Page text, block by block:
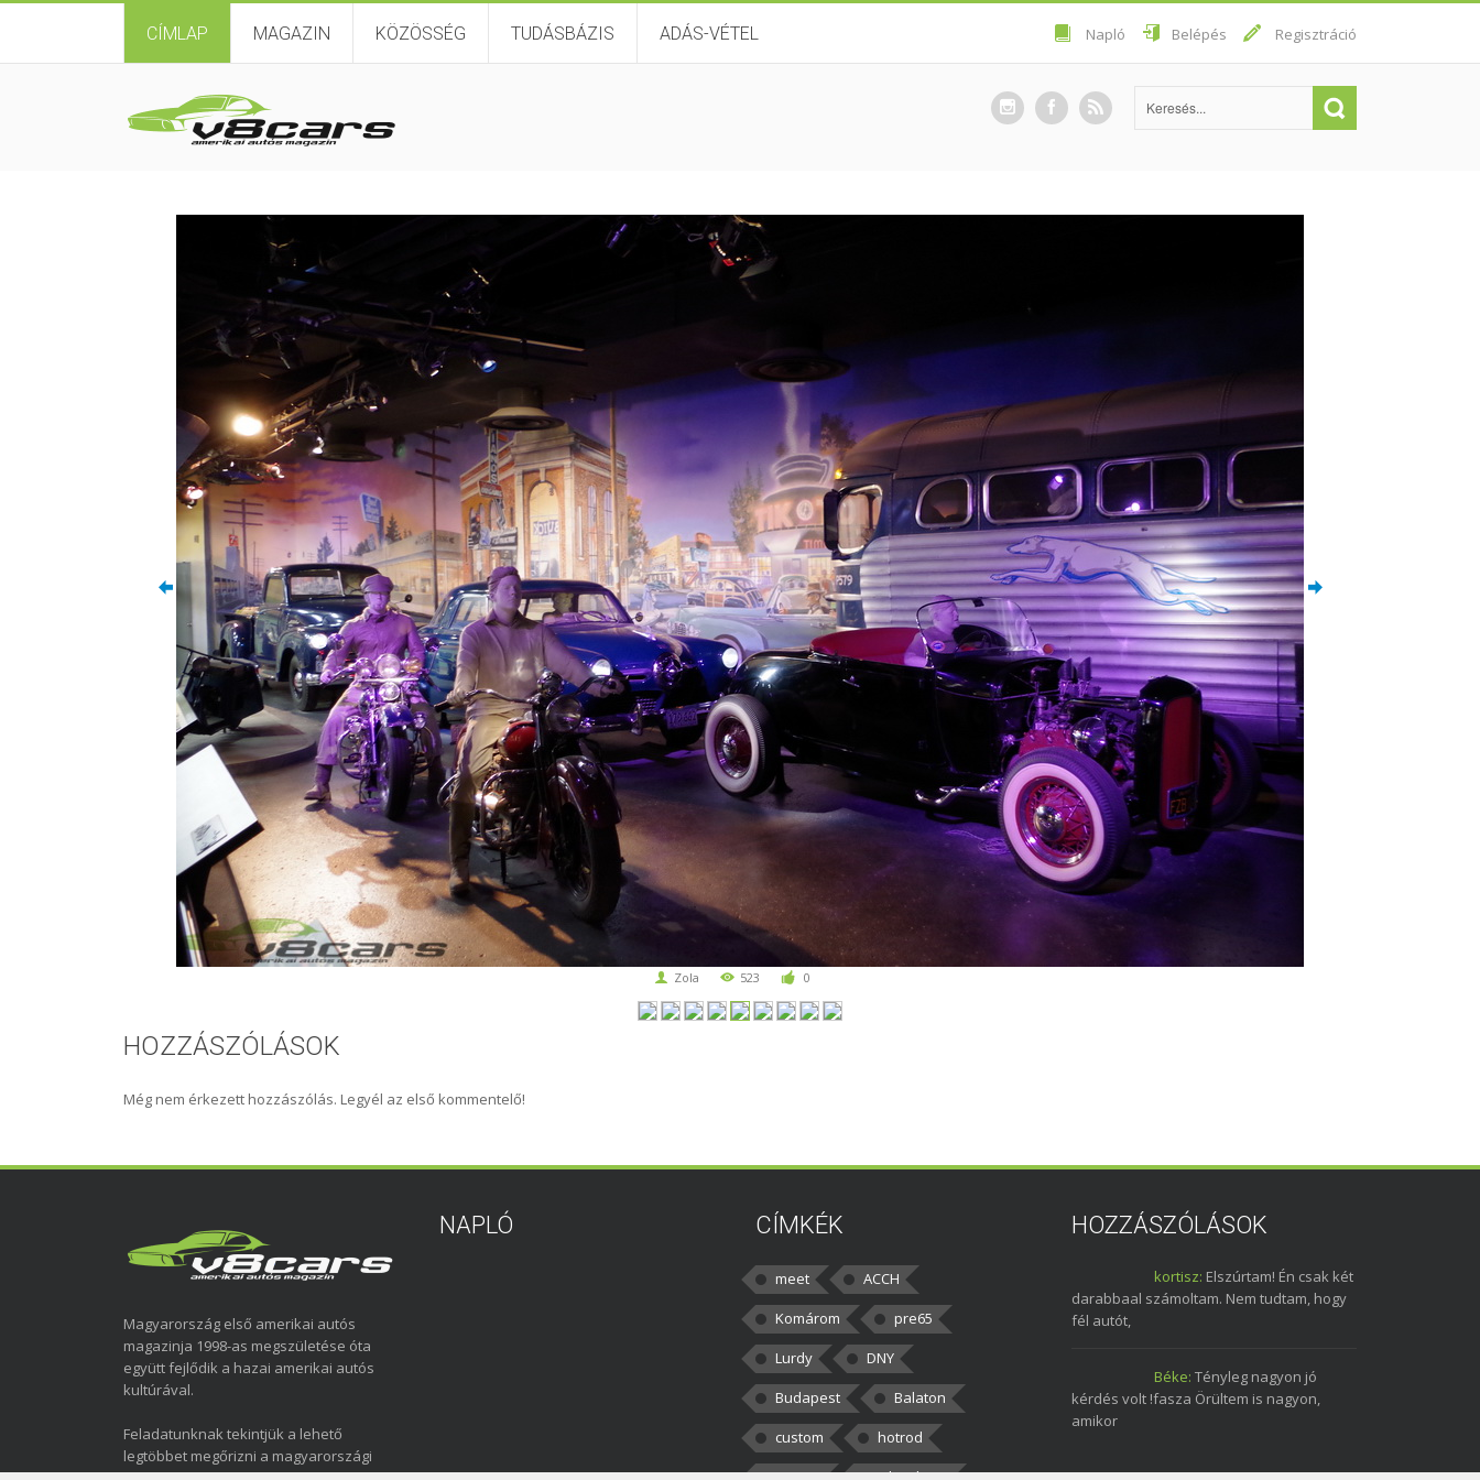
CÍMLAP MAGAZIN KÖZÖSSÉG TUDÁSBÁZIS ADÁS-VÉTEL Napló Belépés Regisztráció
Zola 523 0
HOZZÁSZÓLÁSOK
Még nem érkezett hozzászólás. Legyél az első kommentelő!
Magyarország első amerikai autós
magazinja 1998-as megszületése óta
együtt fejlődik a hazai amerikai autós
kultúrával.
Feladatunknak tekintjük a lehető
legtöbbet megőrizni a magyarországi
NAPLÓ CÍMKÉK
meet
ACCH
Komárom
pre65
Lurdy
DNY
Budapest
Balaton
custom
hotrod
HOZZÁSZÓLÁSOK
kortisz: Elszúrtam! Én csak két
darabbaal számoltam. Nem tudtam, hogy
fél autót,
Béke: Tényleg nagyon jó
kérdés volt !fasza Örültem is nagyon,
amikor